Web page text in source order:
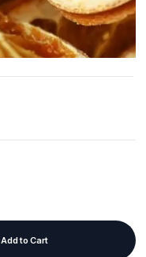
Add to Cart